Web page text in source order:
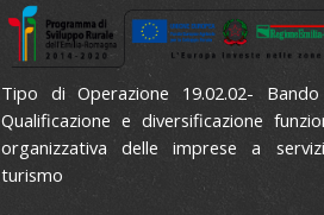
Tipo di Operazione 19.02.02- Bando
Qualificazione e diversificazione
organizzativa delle imprese a
turismo